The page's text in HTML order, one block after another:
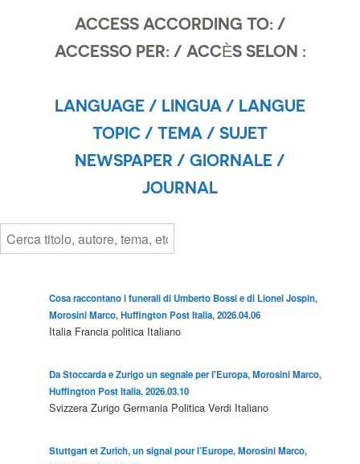
ACCESS ACCORDING TO: /
ACCESSO PER: / ACCÈS SELON :
LANGUAGE / LINGUA / LANGUE
TOPIC / TEMA / SUJET
NEWSPAPER / GIORNALE /
JOURNAL
Cosa raccontano i funerali di Umberto Bossi e di Lionel Jospin,
Morosini Marco, Huffington Post Italia, 2026.04.06
Italia Francia politica Italiano
Da Stoccarda e Zurigo un segnale per l'Europa, Morosini Marco,
Huffington Post Italia, 2026.03.10
Svizzera Zurigo Germania Politica Verdi Italiano
Stuttgart et Zurich, un signal pour l’Europe, Morosini Marco,